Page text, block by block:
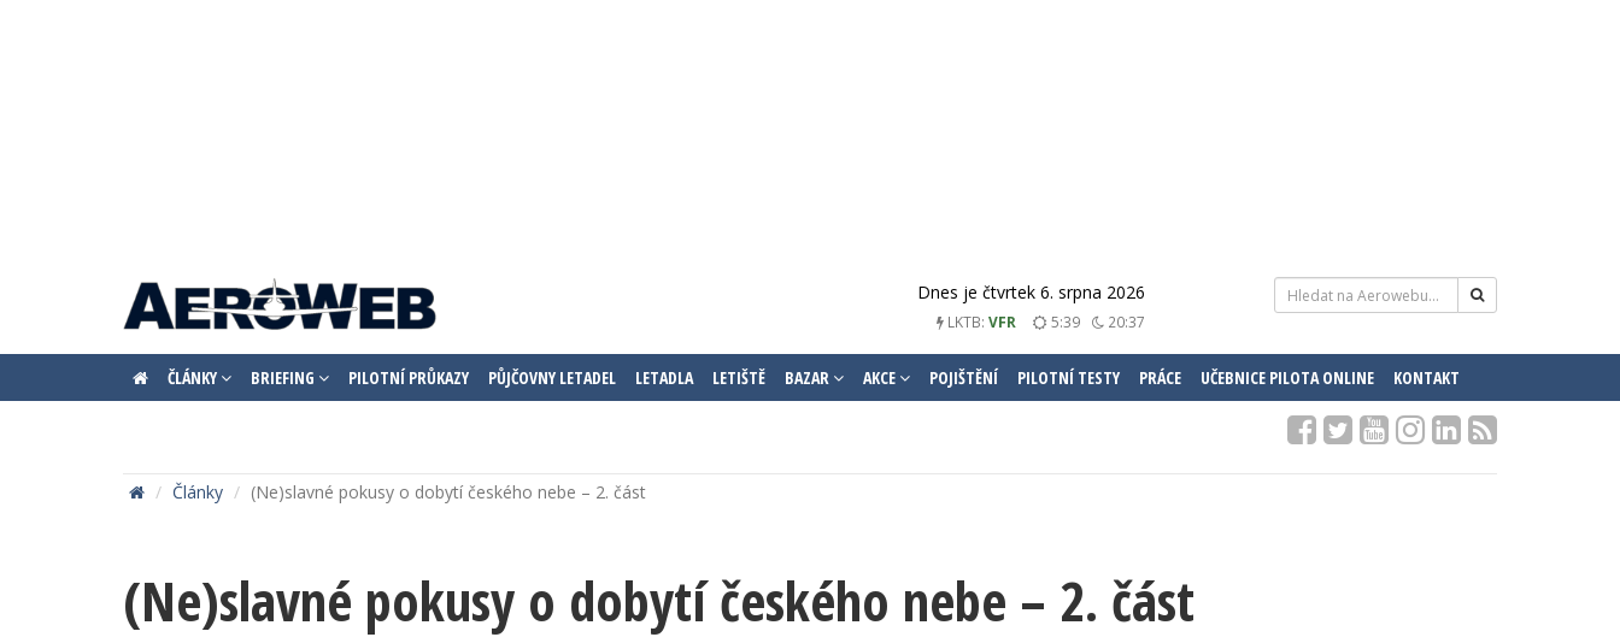
Dnes je čtvrtek 6. srpna 2026
LKTB:VFR
5:39 20:37
ČLÁNKY BRIEFING PILOTNÍ PRŮKAZY PŮJČOVNY LETADEL LETADLA LETIŠTĚ BAZAR AKCE POJIŠTĚNÍ PILOTNÍ TESTY PRÁCE UČEBNICE PILOTA ONLINE KONTAKT
Články (Ne)slavné pokusy o dobytí českého nebe – 2. část
(Ne)slavné pokusy o dobytí českého nebe – 2. část